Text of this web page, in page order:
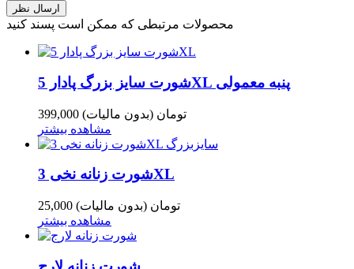
محصولات مرتبطی که ممکن است پسند کنید
شورت سایز بزرگ پادار 5XL پنبه معمولی
399,000 تومان (بدون مالیات)
مشاهده بیشتر
شورت زنانه نخی 3XL
25,000 تومان (بدون مالیات)
مشاهده بیشتر